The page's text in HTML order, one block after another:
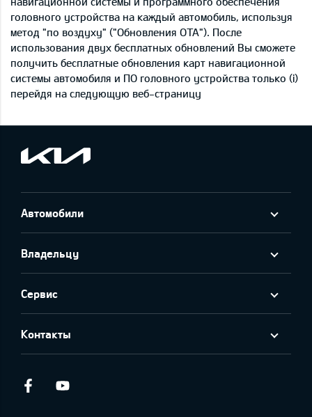
головного устройства на каждый автомобиль, используя
метод "по воздуху" ("Обновления OTA"). После
использования двух бесплатных обновлений Вы сможете
получить бесплатные обновления карт навигационной
системы автомобиля и ПО головного устройства только (i)
перейдя на следующую веб-страницу
Автомобили
Владельцу
Сервис
Контакты
Facebook